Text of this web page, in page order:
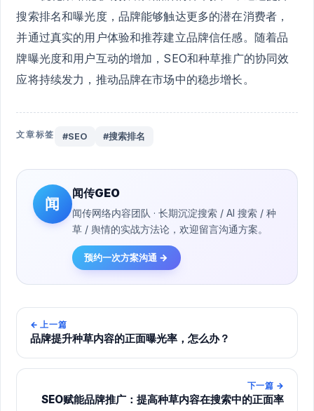
搜索排名和曝光度，品牌能够触达更多的潜在消费者，
并通过真实的用户体验和推荐建立品牌信任感。随着品
牌曝光度和用户互动的增加，SEO和种草推广的协同效
应将持续发力，推动品牌在市场中的稳步增长。
文章标签 #SEO #搜索排名
闻
闻传GEO
闻传网络内容团队 · 长期沉淀搜索 / AI 搜索 / 种
草 / 舆情的实战方法论，欢迎留言沟通方案。
预约一次方案沟通 →
← 上一篇
品牌提升种草内容的正面曝光率，怎么办？
下一篇 →
SEO赋能品牌推广：提高种草内容在搜索中的正面率